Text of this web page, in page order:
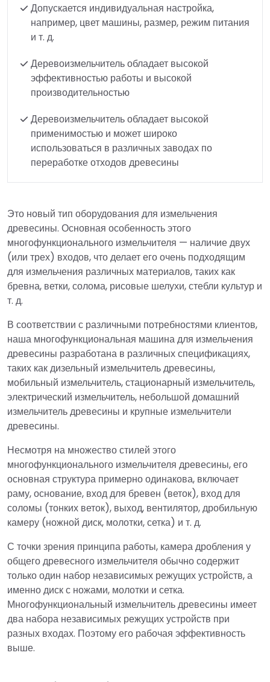
Допускается индивидуальная настройка,
например, цвет машины, размер, режим питания
и т. д.
Деревоизмельчитель обладает высокой
эффективностью работы и высокой
производительностью
Деревоизмельчитель обладает высокой
применимостью и может широко
использоваться в различных заводах по
переработке отходов древесины
Это новый тип оборудования для измельчения
древесины. Основная особенность этого
многофункционального измельчителя — наличие двух
(или трех) входов, что делает его очень подходящим
для измельчения различных материалов, таких как
бревна, ветки, солома, рисовые шелухи, стебли культур и
т. д.
В соответствии с различными потребностями клиентов,
наша многофункциональная машина для измельчения
древесины разработана в различных спецификациях,
таких как дизельный измельчитель древесины,
мобильный измельчитель, стационарный измельчитель,
электрический измельчитель, небольшой домашний
измельчитель древесины и крупные измельчители
древесины.
Несмотря на множество стилей этого
многофункционального измельчителя древесины, его
основная структура примерно одинакова, включает
раму, основание, вход для бревен (веток), вход для
соломы (тонких веток), выход, вентилятор, дробильную
камеру (ножной диск, молотки, сетка) и т. д.
С точки зрения принципа работы, камера дробления у
общего древесного измельчителя обычно содержит
только один набор независимых режущих устройств, а
именно диск с ножами, молотки и сетка.
Многофункциональный измельчитель древесины имеет
два набора независимых режущих устройств при
разных входах. Поэтому его рабочая эффективность
выше.